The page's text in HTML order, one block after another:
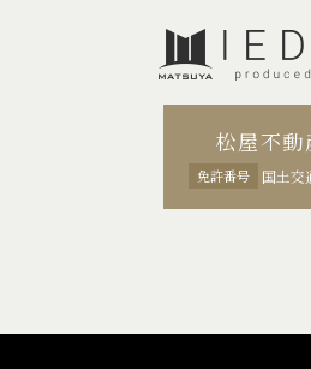
松屋不
免許番号 国土